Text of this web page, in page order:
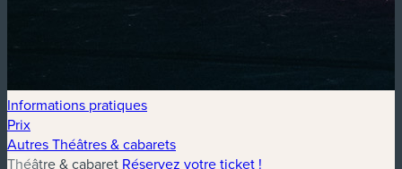
Informations pratiques
Prix
Autres Théâtres & cabarets
Théâtre & cabaret Réservez votre ticket !